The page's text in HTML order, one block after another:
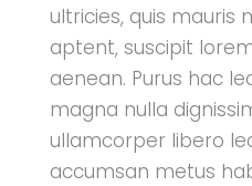
ultricies, quis mauris
aptent, suscipit
aenean. Purus hac
magna nulla
ullamcorper libero
accumsan metus